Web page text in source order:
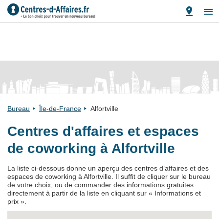
Bureau Île-de-France Alfortville
Centres d'affaires et espaces
de coworking à Alfortville
La liste ci-dessous donne un aperçu des centres d’affaires et des
espaces de coworking à Alfortville. Il suffit de cliquer sur le bureau
de votre choix, ou de commander des informations gratuites
directement à partir de la liste en cliquant sur « Informations et
prix ».